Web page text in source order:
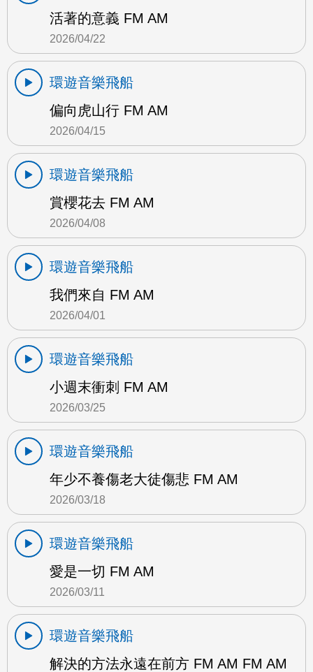
活著的意義 FM AM
2026/04/22
環遊音樂飛船
偏向虎山行 FM AM
2026/04/15
環遊音樂飛船
賞櫻花去 FM AM
2026/04/08
環遊音樂飛船
我們來自 FM AM
2026/04/01
環遊音樂飛船
小週末衝刺 FM AM
2026/03/25
環遊音樂飛船
年少不養傷老大徒傷悲 FM AM
2026/03/18
環遊音樂飛船
愛是一切 FM AM
2026/03/11
環遊音樂飛船
解決的方法永遠在前方 FM AM FM AM